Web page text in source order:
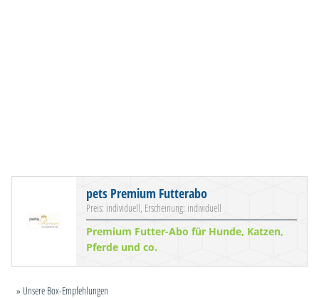
pets Premium Futterabo
Preis: individuell, Erscheinung: individuell
Premium Futter-Abo für Hunde, Katzen,
Pferde und co.
» Unsere Box-Empfehlungen